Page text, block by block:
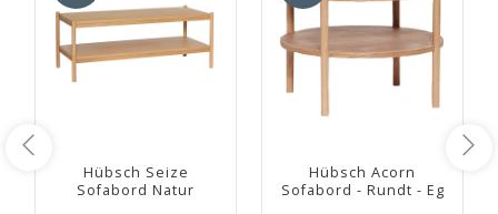
Hübsch Seize
Sofabord Natur
Hübsch Acorn
Sofabord - Rundt - Eg